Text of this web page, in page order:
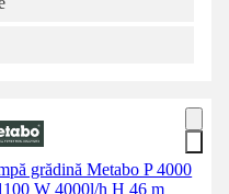
grădină Metabo P 4000
W 4000l/h H 46 m